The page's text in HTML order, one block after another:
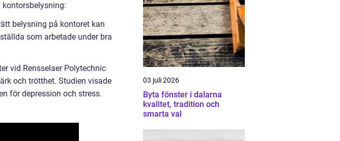
belysning på kontoret kan
som arbetade under bra
vid Rensselaer Polytechnic
och trötthet. Studien visade
för depression och stress.
03 juli 2026
Byta fönster i dalarna
kvalitet, tradition och
smarta val